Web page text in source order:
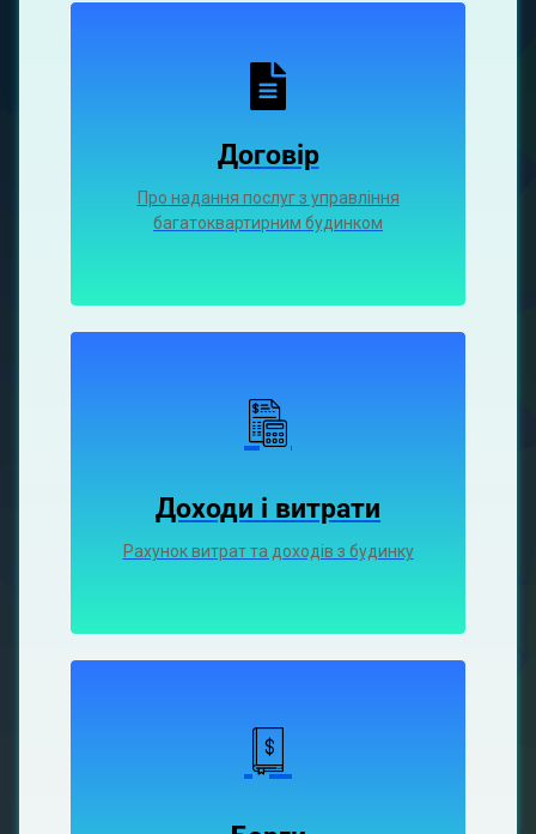
Договір
Про надання послуг з управління
багатоквартирним будинком
Доходи і витрати
Рахунок витрат та доходів з будинку